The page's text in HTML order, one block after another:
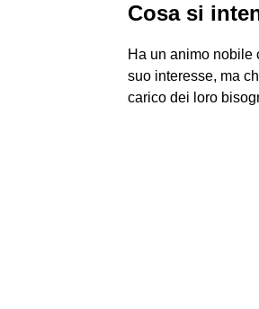
Cosa si
Ha un animo nobile
suo interesse, ma
carico dei loro